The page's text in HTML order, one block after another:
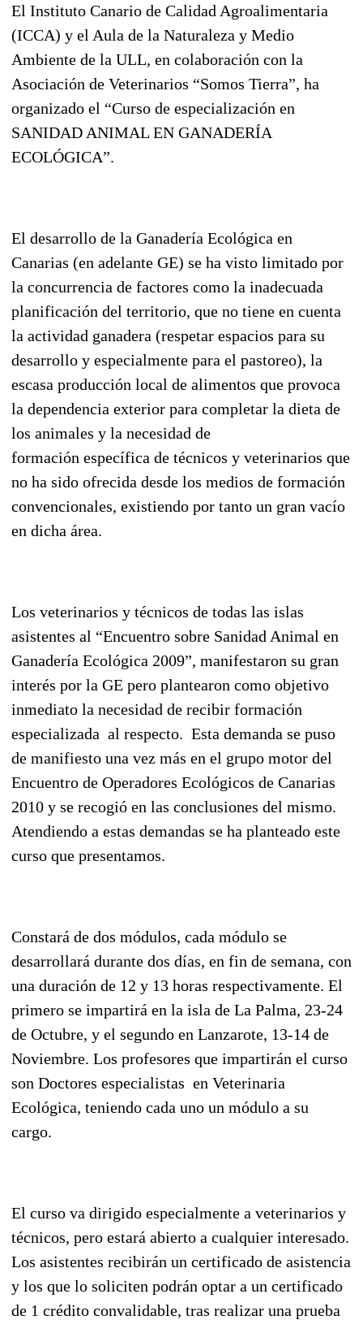
El Instituto Canario de Calidad Agroalimentaria
(ICCA) y el Aula de la Naturaleza y Medio
Ambiente de la ULL, en colaboración con la
Asociación de Veterinarios “Somos Tierra”, ha
organizado el “Curso de especialización en
SANIDAD ANIMAL EN GANADERÍA
ECOLÓGICA”.
El desarrollo de la Ganadería Ecológica en
Canarias (en adelante GE) se ha visto limitado por
la concurrencia de factores como la inadecuada
planificación del territorio, que no tiene en cuenta
la actividad ganadera (respetar espacios para su
desarrollo y especialmente para el pastoreo), la
escasa producción local de alimentos que provoca
la dependencia exterior para completar la dieta de
los animales y la necesidad de
formación específica de técnicos y veterinarios que
no ha sido ofrecida desde los medios de formación
convencionales, existiendo por tanto un gran vacío
en dicha área.
Los veterinarios y técnicos de todas las islas
asistentes al “Encuentro sobre Sanidad Animal en
Ganadería Ecológica 2009”, manifestaron su gran
interés por la GE pero plantearon como objetivo
inmediato la necesidad de recibir formación
especializada al respecto. Esta demanda se puso
de manifiesto una vez más en el grupo motor del
Encuentro de Operadores Ecológicos de Canarias
2010 y se recogió en las conclusiones del mismo.
Atendiendo a estas demandas se ha planteado este
curso que presentamos.
Constará de dos módulos, cada módulo se
desarrollará durante dos días, en fin de semana, con
una duración de 12 y 13 horas respectivamente. El
primero se impartirá en la isla de La Palma, 23-24
de Octubre, y el segundo en Lanzarote, 13-14 de
Noviembre. Los profesores que impartirán el curso
son Doctores especialistas en Veterinaria
Ecológica, teniendo cada uno un módulo a su
cargo.
El curso va dirigido especialmente a veterinarios y
técnicos, pero estará abierto a cualquier interesado.
Los asistentes recibirán un certificado de asistencia
y los que lo soliciten podrán optar a un certificado
de 1 crédito convalidable, tras realizar una prueba